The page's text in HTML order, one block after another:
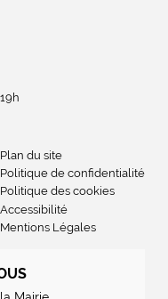
Plan du site
Politique de confidentialité
Politique des cookies
Accessibilité
Mentions Légales